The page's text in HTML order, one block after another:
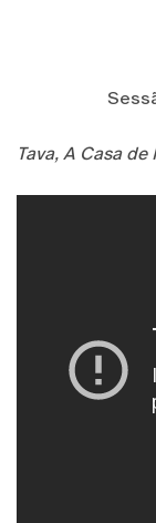
Tava, A Casa de